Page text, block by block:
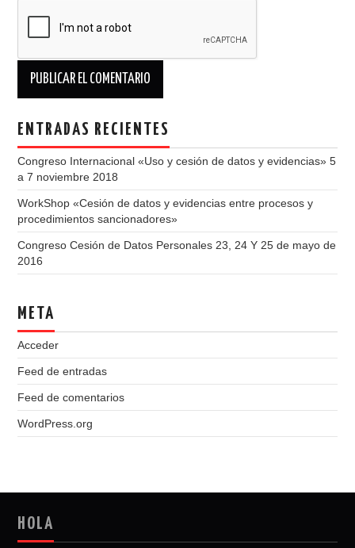
ENTRADAS RECIENTES
Congreso Internacional «Uso y cesión de datos y evidencias» 5
a 7 noviembre 2018
WorkShop «Cesión de datos y evidencias entre procesos y
procedimientos sancionadores»
Congreso Cesión de Datos Personales 23, 24 Y 25 de mayo de
2016
META
Acceder
Feed de entradas
Feed de comentarios
WordPress.org
HOLA